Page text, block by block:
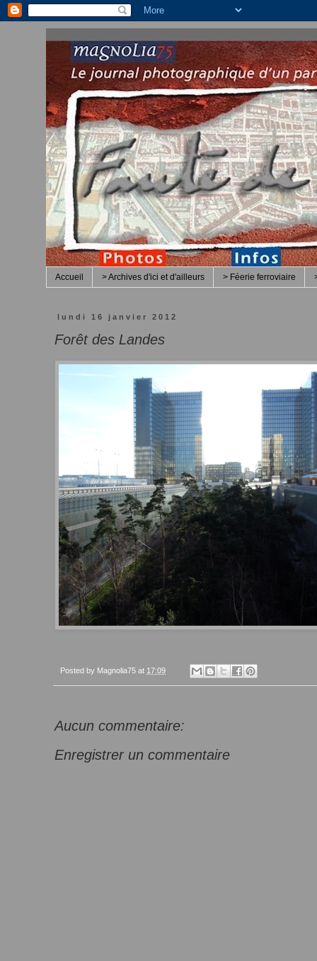
Accueil > Archives d'ici et d'ailleurs > Féerie ferroviaire
lundi 16 janvier 2012
Forêt des Landes
Posted by Magnolia75 at 17:09
Aucun commentaire:
Enregistrer un commentaire